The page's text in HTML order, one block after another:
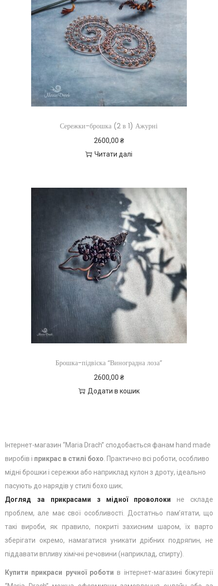
Сережки-брошка (2 в 1) Ажурні
2600,00 ₴
Читати далі
Брошка-підвіска “Виноградна лоза”
2600,00 ₴
Додати в кошик
Інтернет-магазин “Maria Drach” сподобається фанам hand made
виробів і прикрас в стилі бохо . Практично всі роботи, особливо
мідні брошки і сережки або наприклад кулон з дроту, ідеально
пасують до нарядів у стилі бохо шик
Догляд за прикрасами з мідної проволоки не складе
проблем, але має свої особливості. Достатньо пам’ятати, що
такі вироби, як правило, покриті захисним шаром, їх варто
зберігати окремо, намагатися уникати дрібних подряпин, не
піддавати впливу хімічні речовини (наприклад, спирту).
Купити прикраси ручної роботи в інтернет-магазині біжутерії